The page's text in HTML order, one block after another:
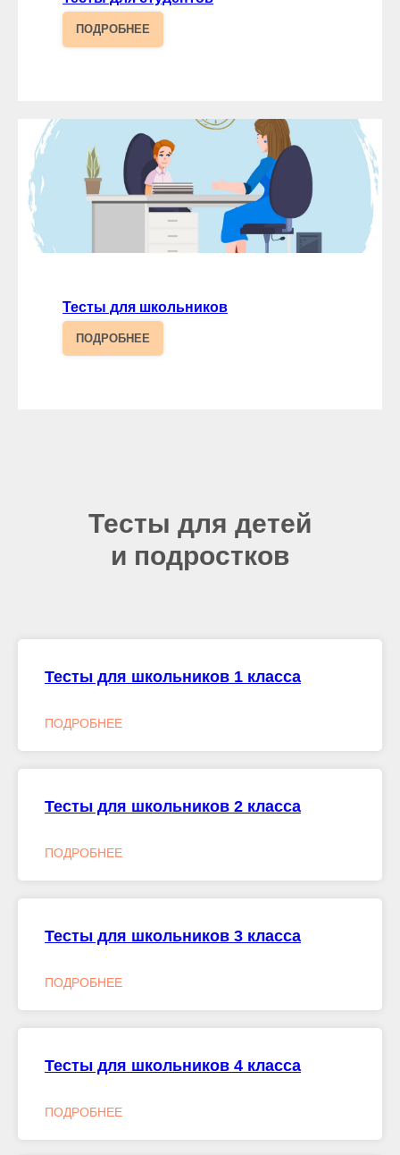
ПОДРОБНЕЕ
Тесты для школьников
ПОДРОБНЕЕ
Тесты для детей
и подростков
Тесты для школьников 1 класса
ПОДРОБНЕЕ
Тесты для школьников 2 класса
ПОДРОБНЕЕ
Тесты для школьников 3 класса
ПОДРОБНЕЕ
Тесты для школьников 4 класса
ПОДРОБНЕЕ